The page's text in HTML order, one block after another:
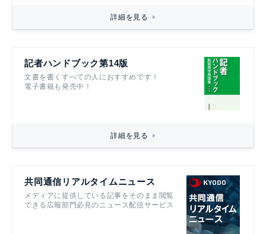
詳細を見る
記者ハンドブック第14版
文書を書くすべての人におすすめです！
電子書籍も発売中！
詳細を見る
共同通信リアルタイムニュース
メディアに提供している記事をそのまま閲覧
できる広報部門必見のニュース配信サービス